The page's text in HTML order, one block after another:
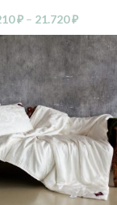
₽ – 21.720₽